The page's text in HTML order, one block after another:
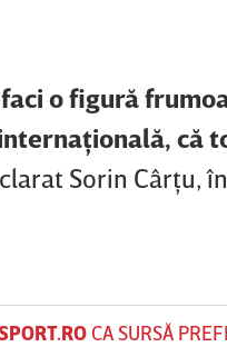
o figură
că
Sorin Cârţu,
CA SURSĂ